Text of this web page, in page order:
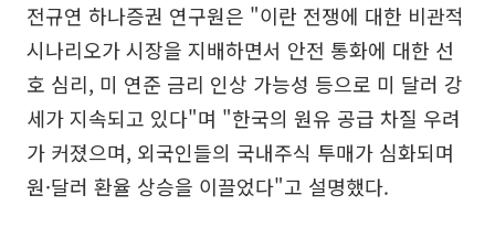
전규연 하나증권 연구원은 "이란 전쟁에 대한 비관적
시나리오가 시장을 지배하면서 안전 통화에 대한 선
호 심리, 미 연준 금리 인상 가능성 등으로 미 달러 강
세가 지속되고 있다"며 "한국의 원유 공급 차질 우려
가 커졌으며, 외국인들의 국내주식 투매가 심화되며
원·달러 환율 상승을 이끌었다"고 설명했다.